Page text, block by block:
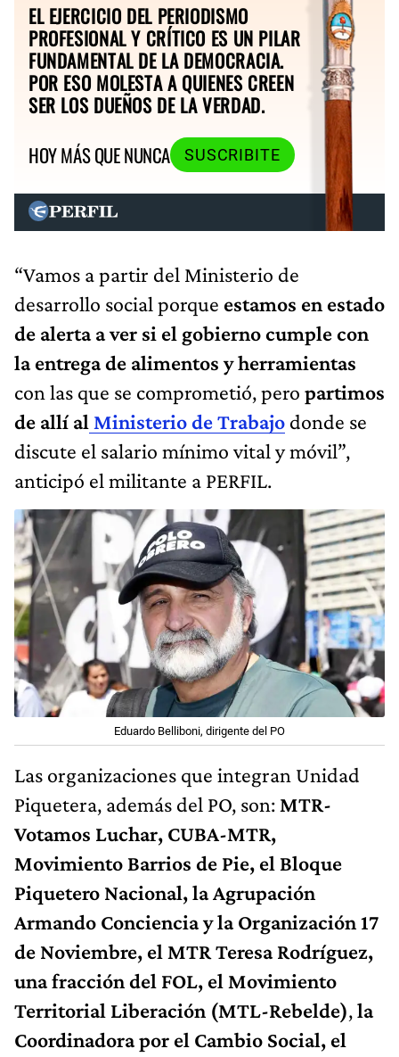
EL EJERCICIO DEL PERIODISMO
PROFESIONAL Y CRÍTICO ES UN PILAR
FUNDAMENTAL DE LA DEMOCRACIA.
POR ESO MOLESTA A QUIENES CREEN
SER LOS DUEÑOS DE LA VERDAD.
HOY MÁS QUE NUNCA
SUSCRIBITE
“Vamos a partir del Ministerio de
desarrollo social porque estamos en estado
de alerta a ver si el gobierno cumple con
la entrega de alimentos y herramientas
con las que se comprometió, pero partimos
de allí al Ministerio de Trabajo donde se
discute el salario mínimo vital y móvil”,
anticipó el militante a PERFIL.
Eduardo Belliboni, dirigente del PO
Las organizaciones que integran Unidad
Piquetera, además del PO, son: MTR-
Votamos Luchar, CUBA-MTR,
Movimiento Barrios de Pie, el Bloque
Piquetero Nacional, la Agrupación
Armando Conciencia y la Organización 17
de Noviembre, el MTR Teresa Rodríguez,
una fracción del FOL, el Movimiento
Territorial Liberación (MTL-Rebelde),la
Coordinadora por el Cambio Social, el